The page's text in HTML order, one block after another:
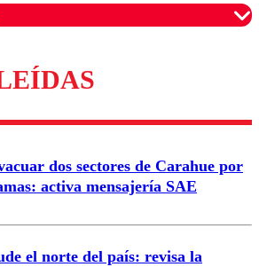
son moderados para garantizar un
diálogo respetuoso.
dos sectores de Carahue por
activa mensajería SAE
el norte del país: revisa la